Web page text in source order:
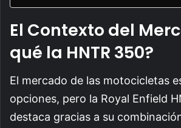
El Contexto del
qué la HNTR 350?
El mercado de las motocicletas
opciones, pero la Royal Enfield
destaca gracias a su